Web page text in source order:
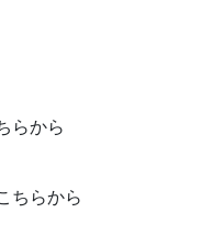
らから
ちらから